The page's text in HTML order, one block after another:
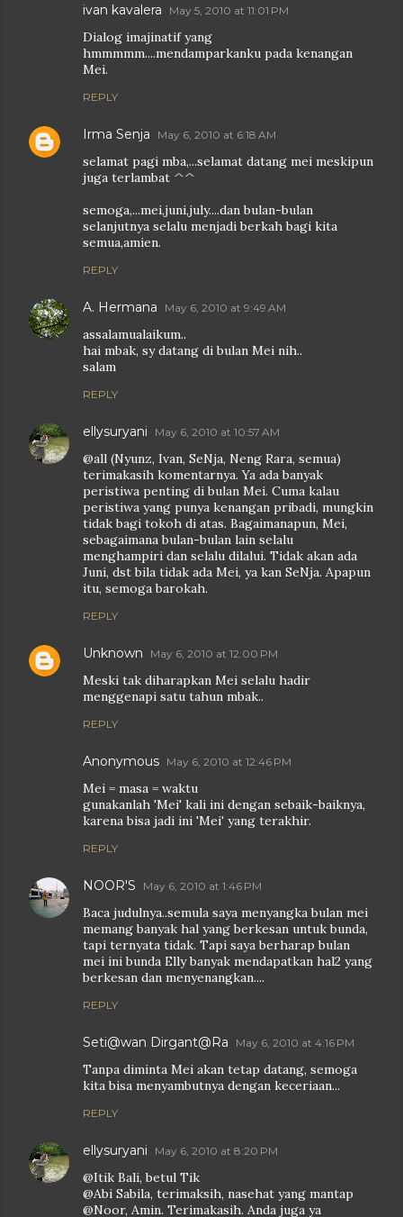
ivan kavalera May 5, 2010 at 11:01 PM
Dialog imajinatif yang
hmmmmm....mendamparkanku pada kenangan
Mei.
REPLY
Irma Senja May 6, 2010 at 6:18 AM
selamat pagi mba,...selamat datang mei meskipun
juga terlambat ^^
semoga,...mei,juni,july....dan bulan-bulan
selanjutnya selalu menjadi berkah bagi kita
semua,amien.
REPLY
A. Hermana May 6, 2010 at 9:49 AM
assalamualaikum..
hai mbak, sy datang di bulan Mei nih..
salam
REPLY
ellysuryani May 6, 2010 at 10:57 AM
@all (Nyunz, Ivan, SeNja, Neng Rara, semua)
terimakasih komentarnya. Ya ada banyak
peristiwa penting di bulan Mei. Cuma kalau
peristiwa yang punya kenangan pribadi, mungkin
tidak bagi tokoh di atas. Bagaimanapun, Mei,
sebagaimana bulan-bulan lain selalu
menghampiri dan selalu dilalui. Tidak akan ada
Juni, dst bila tidak ada Mei, ya kan SeNja. Apapun
itu, semoga barokah.
REPLY
Unknown May 6, 2010 at 12:00 PM
Meski tak diharapkan Mei selalu hadir
menggenapi satu tahun mbak..
REPLY
Anonymous May 6, 2010 at 12:46 PM
Mei = masa = waktu
gunakanlah 'Mei' kali ini dengan sebaik-baiknya,
karena bisa jadi ini 'Mei' yang terakhir.
REPLY
NOOR'S May 6, 2010 at 1:46 PM
Baca judulnya..semula saya menyangka bulan mei
memang banyak hal yang berkesan untuk bunda,
tapi ternyata tidak. Tapi saya berharap bulan
mei ini bunda Elly banyak mendapatkan hal2 yang
berkesan dan menyenangkan....
REPLY
Seti@wan Dirgant@Ra May 6, 2010 at 4:16 PM
Tanpa diminta Mei akan tetap datang, semoga
kita bisa menyambutnya dengan keceriaan...
REPLY
ellysuryani May 6, 2010 at 8:20 PM
@Itik Bali, betul Tik
@Abi Sabila, terimaksih, nasehat yang mantap
@Noor, Amin. Terimakasih. Anda juga ya